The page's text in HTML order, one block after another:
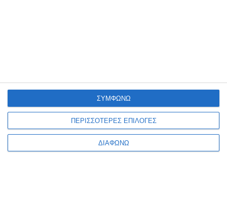
ΠΕΡΙΣΣΟΤΕΡΕΣ ΕΠΙΛΟΓΕΣ
ΔΙΑΦΩΝΩ
ΣΥΜΦΩΝΩ
ΠΛΗΡΟΦΟΡΊΕΣ
Ο ΛΟΓΑΡΙΑΣΜΌΣ ΜΟΥ